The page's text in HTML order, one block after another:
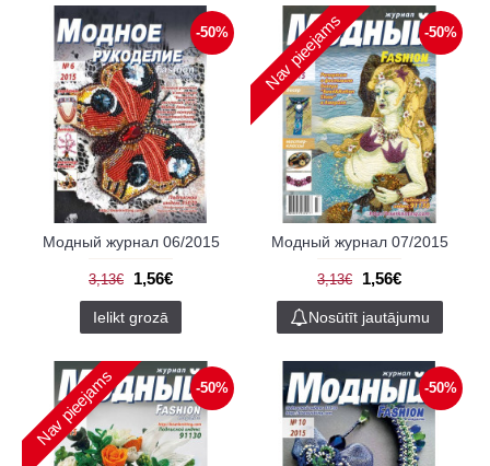
-50%
Модный журнал 06/2015
3,13€ 1,56€
Ielikt grozā
-50%
Nav pieejams
Модный журнал 07/2015
3,13€ 1,56€
Nosūtīt jautājumu
-50%
Nav pieejams -50%